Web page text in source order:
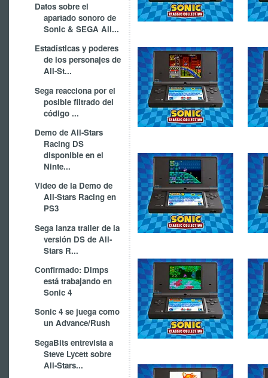
Datos sobre el
apartado sonoro de
Sonic & SEGA All...
Estadísticas y poderes
de los personajes de
All-St...
Sega reacciona por el
posible filtrado del
código ...
Demo de All-Stars
Racing DS
disponible en el
Ninte...
Video de la Demo de
All-Stars Racing en
PS3
Sega lanza trailer de la
versión DS de All-
Stars R...
Confirmado: Dimps
está trabajando en
Sonic 4
Sonic 4 se juega como
un Advance/Rush
SegaBits entrevista a
Steve Lycett sobre
All-Stars...